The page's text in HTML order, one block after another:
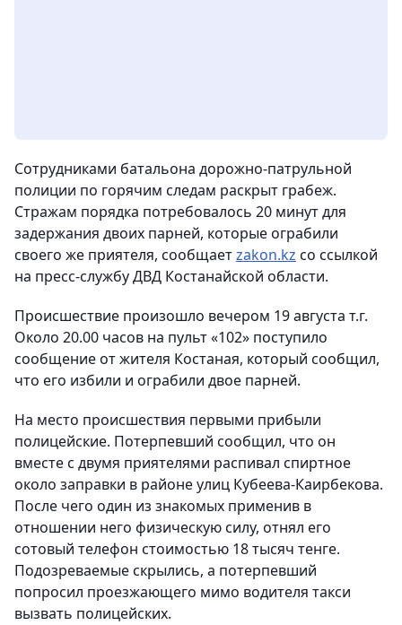
Сотрудниками батальона дорожно-патрульной
полиции по горячим следам раскрыт грабеж.
Стражам порядка потребовалось 20 минут для
задержания двоих парней, которые ограбили
своего же приятеля, сообщаетzakon.kz со ссылкой
на пресс-службу ДВД Костанайской области.
Происшествие произошло вечером 19 августа т.г.
Около 20.00 часов на пульт «102» поступило
сообщение от жителя Костаная, который сообщил,
что его избили и ограбили двое парней.
На место происшествия первыми прибыли
полицейские. Потерпевший сообщил, что он
вместе с двумя приятелями распивал спиртное
около заправки в районе улиц Кубеева-Каирбекова.
После чего один из знакомых применив в
отношении него физическую силу, отнял его
сотовый телефон стоимостью 18 тысяч тенге.
Подозреваемые скрылись, а потерпевший
попросил проезжающего мимо водителя такси
вызвать полицейских.